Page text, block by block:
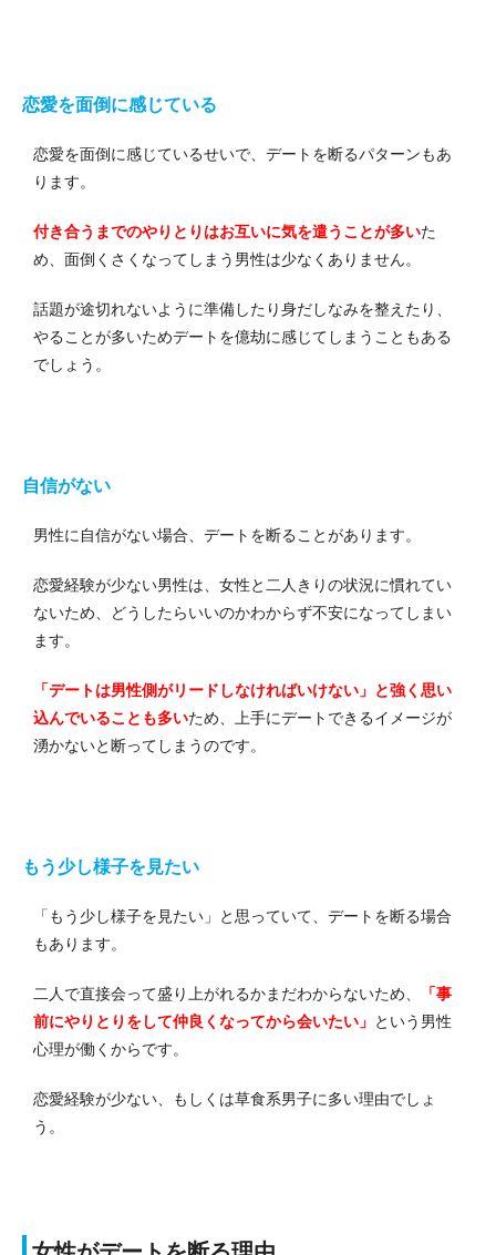
恋愛を面倒に感じている
恋愛を面倒に感じているせいで、デートを断るパターンもあ
ります。
付き合うまでのやりとりはお互いに気を遣うことが多いた
め、面倒くさくなってしまう男性は少なくありません。
話題が途切れないように準備したり身だしなみを整えたり、
やることが多いためデートを億劫に感じてしまうこともある
でしょう。
自信がない
男性に自信がない場合、デートを断ることがあります。
恋愛経験が少ない男性は、女性と二人きりの状況に慣れてい
ないため、どうしたらいいのかわからず不安になってしまい
ます。
「デートは男性側がリードしなければいけない」と強く思い
込んでいることも多いため、上手にデートできるイメージが
湧かないと断ってしまうのです。
もう少し様子を見たい
「もう少し様子を見たい」と思っていて、デートを断る場合
もあります。
二人で直接会って盛り上がれるかまだわからないため、
「事
前にやりとりをして仲良くなってから会いたい」 という男性
心理が働くからです。
恋愛経験が少ない、もしくは草食系男子に多い理由でしょ
う。